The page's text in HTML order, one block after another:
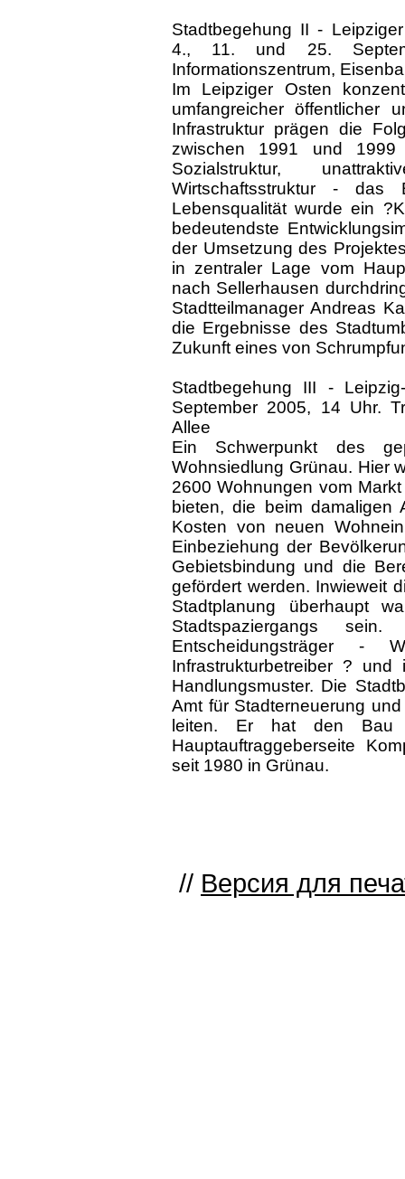
Stadtbegehung II -
4., 11. und 25.
Informationszentrum,
Im Leipziger Osten
umfangreicher öffentlicher
Infrastruktur prägen die
zwischen 1991 und 1999
Sozialstruktur,
Wirtschaftsstruktur -
Lebensqualität wurde ein
bedeutendste
der Umsetzung des
in zentraler Lage vom
nach Sellerhausen
Stadtteilmanager Andreas
die Ergebnisse des
Zukunft eines von
Stadtbegehung III -
September 2005, 14 Uhr.
Allee
Ein Schwerpunkt des
Wohnsiedlung Grünau. Hier
2600 Wohnungen vom
bieten, die beim damaligen
Kosten von neuen
Einbeziehung der
Gebietsbindung und die
gefördert werden. Inwieweit
Stadtplanung überhaupt
Stadtspaziergangs
Entscheidungsträger -
Infrastrukturbetreiber ?
Handlungsmuster. Die
Amt für Stadterneuerung
leiten. Er hat den Bau
Hauptauftraggeberseite
seit 1980 in Grünau.
// Версия для